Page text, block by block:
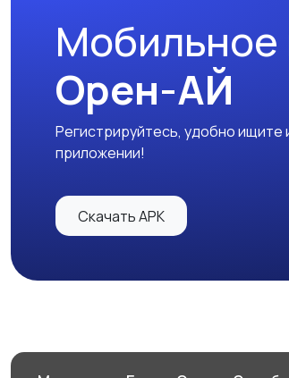
Орен-АЙ
Регистрируйтесь, удобно
приложении!
Скачать APK